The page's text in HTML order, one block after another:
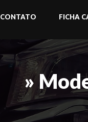
CONTATO FICHA
»